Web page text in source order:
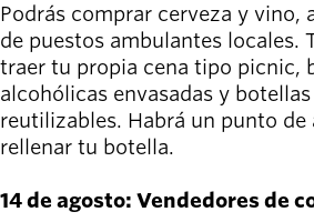
Podrás comprar cerveza y vino,
de puestos ambulantes locales.
traer tu propia cena tipo picnic,
alcohólicas envasadas y
reutilizables. Habrá un punto de
rellenar tu botella.
14 de agosto: Vendedores de